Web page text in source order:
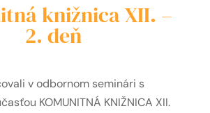
knižnica XII. –
2. deň
v odbornom seminári s
KOMUNITNÁ KNIŽNICA XII.